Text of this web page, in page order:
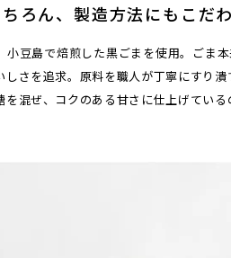
ろん、製造方法にもこだ
小豆島で焙煎した黒ごまを使用。ごま
しさを追求。原料を職人が丁寧にすり
混ぜ、コクのある甘さに仕上げてい